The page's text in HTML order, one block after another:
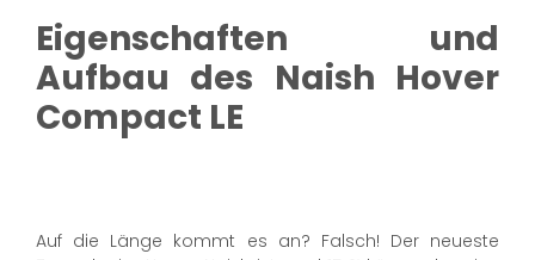
Eigenschaften und
Aufbau des Naish Hover
Compact LE
Auf die Länge kommt es an? Falsch! Der neueste